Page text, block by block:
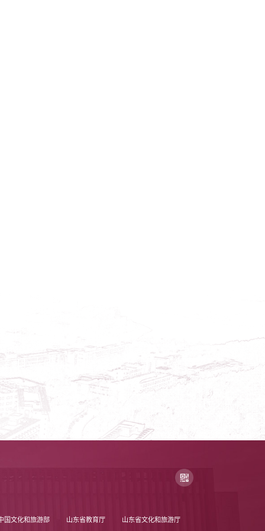
国文化和旅游部 山东省教育厅 山东省文化和旅游厅